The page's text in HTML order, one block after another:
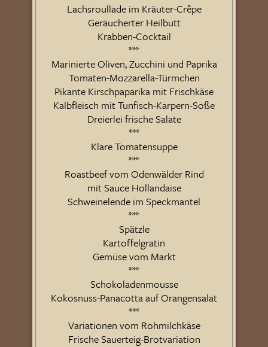
Lachsroullade im Kräuter-Crêpe
Geräucherter Heilbutt
Krabben-Cocktail
***
Marinierte Oliven, Zucchini und Paprika
Tomaten-Mozzarella-Türmchen
Pikante Kirschpaparika mit Frischkäse
Kalbfleisch mit Tunfisch-Karpern-Soße
Dreierlei frische Salate
***
Klare Tomatensuppe
***
Roastbeef vom Odenwälder Rind
mit Sauce Hollandaise
Schweinelende im Speckmantel
***
Spätzle
Kartoffelgratin
Gemüse vom Markt
***
Schokoladenmousse
Kokosnuss-Panacotta auf Orangensalat
***
Variationen vom Rohmilchkäse
Frische Sauerteig-Brotvariation